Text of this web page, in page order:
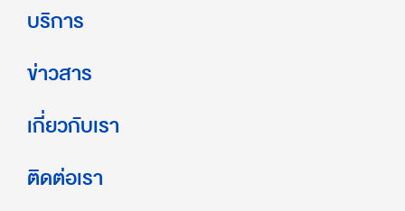
บริการ
ข่าวสาร
เกี่ยวกับเรา
ติดต่อเรา